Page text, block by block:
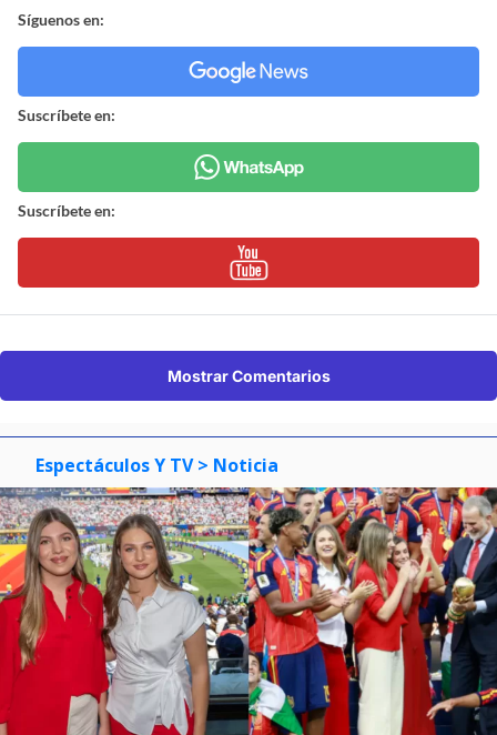
Síguenos en:
Suscríbete en:
Suscríbete en:
Mostrar Comentarios
Espectáculos Y TV > Noticia